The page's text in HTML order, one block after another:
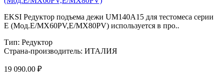
EKSI Редуктор подъема дежи UM140A15 для тестомеса серии
Е (Мод.E/MX60PV,E/MX80PV) используется в про..
Тип: Редуктор
Страна-производитель: ИТАЛИЯ
19 090.00 ₽